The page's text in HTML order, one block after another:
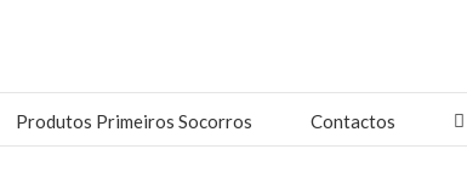
Produtos Primeiros Socorros Contactos